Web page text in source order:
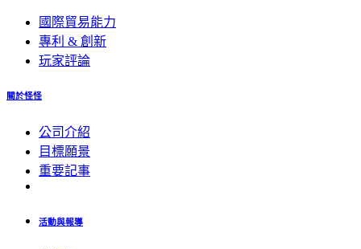
國際貿易能力
專利 & 創新
玩家評論
關於怪怪
公司介紹
目標願景
重要記事
活動與報導